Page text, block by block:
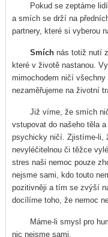
Pokud se zeptáme
a smích se drží na
partnery, které si vyberou
Smích nás totiž nutí
které v životě nastanou.
mimochodem ničí
nezaměřujeme na životní
Již víme, že smích
vstupovat do našeho těla
psychicky ničí. Zjistíme-li,
nevyléčitelnou či těžce
stres naši nemoc pouze
nejsme sami, kdo touto
pozitivněji a tím se zvýší
docílíme toho, že nemoc
Máme-li smysl pro
nic nejsme sami.